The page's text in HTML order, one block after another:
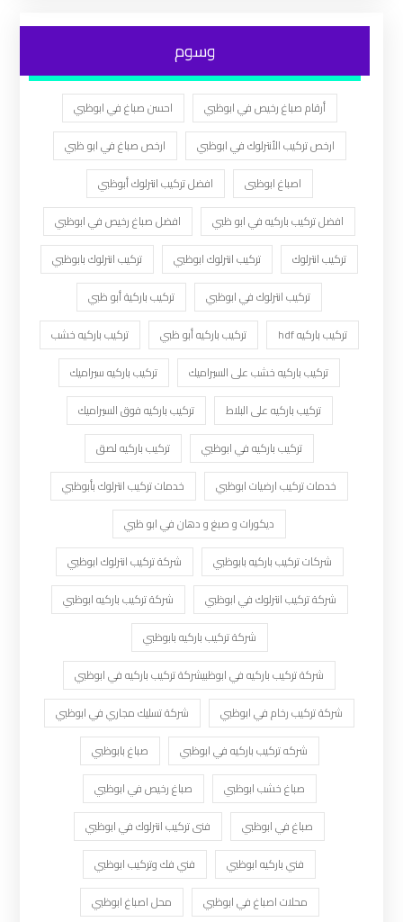
وسوم
أرقام صباغ رخيص في ابوظبي
احسن صباغ في ابوظبي
ارخص تركيب الأنترلوك في ابوظبي
ارخص صباغ في ابو ظبي
اصباغ ابوظبى
افضل تركيب انترلوك أبوظبي
افضل تركيب باركيه في ابو ظبي
افضل صباغ رخيص في ابوظبي
تركيب انترلوك
تركيب انترلوك ابوظبي
تركيب انترلوك بابوظبي
تركيب انترلوك في ابوظبي
تركيب باركية أبو ظبي
تركيب باركيه hdf
تركيب باركيه أبو ظبي
تركيب باركيه خشب
تركيب باركيه خشب على السيراميك
تركيب باركيه سيراميك
تركيب باركيه على البلاط
تركيب باركيه فوق السيراميك
تركيب باركيه في ابوظبي
تركيب باركيه لصق
خدمات تركيب ارضيات ابوظبي
خدمات تركيب انترلوك بأبوظبي
ديكورات و صبغ و دهان في ابو ظبي
شركات تركيب باركيه بابوظبي
شركة تركيب انترلوك ابوظبي
شركة تركيب انترلوك في ابوظبي
شركة تركيب باركيه ابوظبي
شركة تركيب باركيه بابوظبي
شركة تركيب باركيه في ابوظبيشركة تركيب باركيه في ابوظبي
شركة تركيب رخام في ابوظبي
شركة تسليك مجاري في ابوظبي
شركه تركيب باركيه في ابوظبي
صباغ بابوظبي
صباغ خشب ابوظبي
صباغ رخيص في ابوظبي
صباغ في ابوظبي
فنى تركيب انترلوك في ابوظبي
فني باركيه ابوظبي
فني فك وتركيب ابوظبي
محلات اصباغ في ابوظبي
محل اصباغ ابوظبي